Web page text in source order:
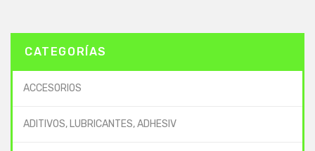
CATEGORÍAS
ACCESORIOS
ADITIVOS, LUBRICANTES, ADHESIV